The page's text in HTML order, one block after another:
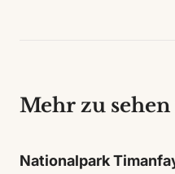
Mehr zu
Nationalpark